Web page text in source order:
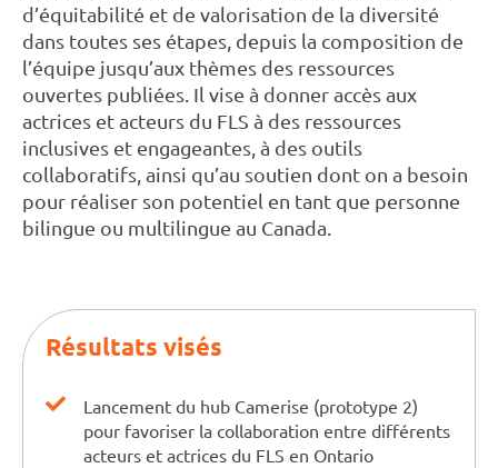
d’équitabilité et de valorisation de la diversité
dans toutes ses étapes, depuis la composition de
l’équipe jusqu’aux thèmes des ressources
ouvertes publiées. Il vise à donner accès aux
actrices et acteurs du FLS à des ressources
inclusives et engageantes, à des outils
collaboratifs, ainsi qu’au soutien dont on a besoin
pour réaliser son potentiel en tant que personne
bilingue ou multilingue au Canada.
Résultats visés
Lancement du hub Camerise (prototype 2)
pour favoriser la collaboration entre différents
acteurs et actrices du FLS en Ontario